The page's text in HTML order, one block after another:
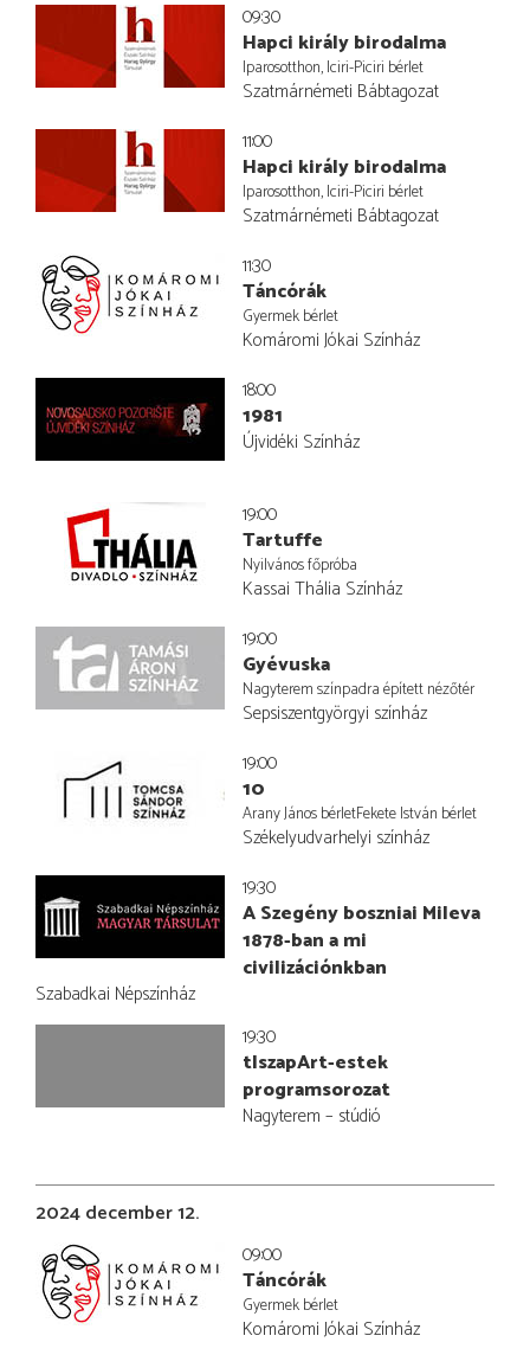
09:30
Hapci király birodalma
Iparosotthon, Iciri-Piciri bérlet
Szatmárnémeti Bábtagozat
11:00
Hapci király birodalma
Iparosotthon, Iciri-Piciri bérlet
Szatmárnémeti Bábtagozat
11:30
Táncórák
Gyermek bérlet
Komáromi Jókai Színház
18:00
1981
Újvidéki Színház
19:00
Tartuffe
Nyilvános főpróba
Kassai Thália Színház
19:00
Gyévuska
Nagyterem színpadra épített nézőtér
Sepsiszentgyörgyi színház
19:00
10
Arany János bérletFekete István bérlet
Székelyudvarhelyi színház
19:30
A Szegény boszniai Mileva
1878-ban a mi
civilizációnkban
Szabadkai Népszínház
19:30
tIszapArt-estek
programsorozat
Nagyterem – stúdió
2024 december 12.
09:00
Táncórák
Gyermek bérlet
Komáromi Jókai Színház